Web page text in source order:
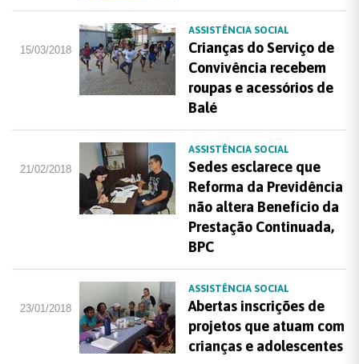
15/03/2018
ASSISTÊNCIA SOCIAL
Crianças do Serviço de
Convivência recebem
roupas e acessórios de
Balé
21/02/2018
ASSISTÊNCIA SOCIAL
Sedes esclarece que
Reforma da Previdência
não altera Benefício da
Prestação Continuada,
BPC
23/01/2018
ASSISTÊNCIA SOCIAL
Abertas inscrições de
projetos que atuam com
crianças e adolescentes